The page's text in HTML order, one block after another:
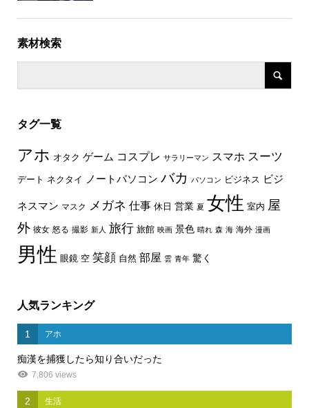
素材検索
タグ一覧
アホ オタク ゲーム コスプレ サラリーマン スマホ スーツ
デート ネクタイ ノートパソコン バカ パソコン ビジネス ビジ
ネスマン マスク メガネ 仕事 休日 営業 夏 女性 室内 屋
外 彼女 怒る 撮影 新人 旅行 旅館 映画 景色 晴れ 森 海 海外 漫画
男性 眼鏡 空 笑顔 自然 部屋 雲 青年 驚く
人気ランキング
1 アホ
痴漢を捕獲したら知り合いだった
7,806 views
2 生活